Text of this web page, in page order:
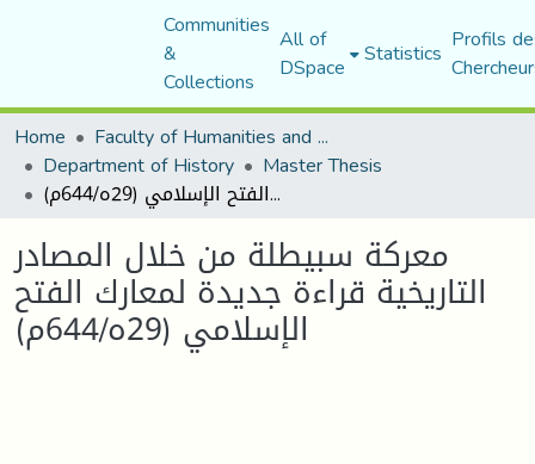
Communities
&
Collections
All of
DSpace Statistics Profils
Home
Faculty of Humanities and Social Sciences
Department of History Master Thesis
معركة سبيطلة من خلال المصادر التاريخية قراءة جديدة لمعارك الفتح الإسلامي (29ه/644م)
معركة سبيطلة من خلال المصادر
التاريخية قراءة جديدة لمعارك الفتح
الإسلامي (29ه/644م)